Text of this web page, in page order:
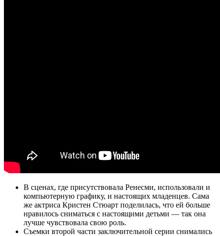
В сценах, где присутствовала Ренесми, использовали и
компьютерную графику, и настоящих младенцев. Сама
же актриса Кристен Стюарт поделилась, что ей больше
нравилось сниматься с настоящими детьми — так она
лучше чувствовала свою роль.
Съемки второй части заключительной серии снимались